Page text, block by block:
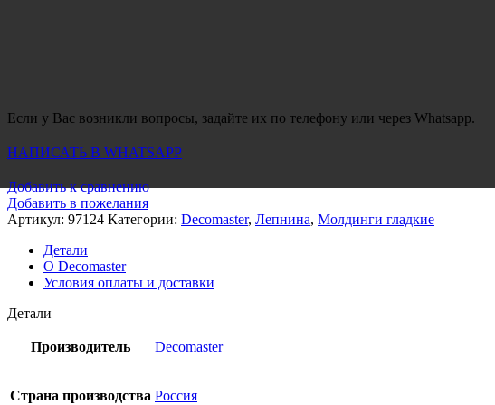
Если у Вас возникли вопросы, задайте их по телефону или через Whatsapp.
НАПИСАТЬ В WHATSAPP
Добавить к сравнению
Добавить в пожелания
Артикул: 97124 Категории: Decomaster, Лепнина, Молдинги гладкие
Детали
О Decomaster
Условия оплаты и доставки
Детали
Производитель Decomaster
Страна производства Россия